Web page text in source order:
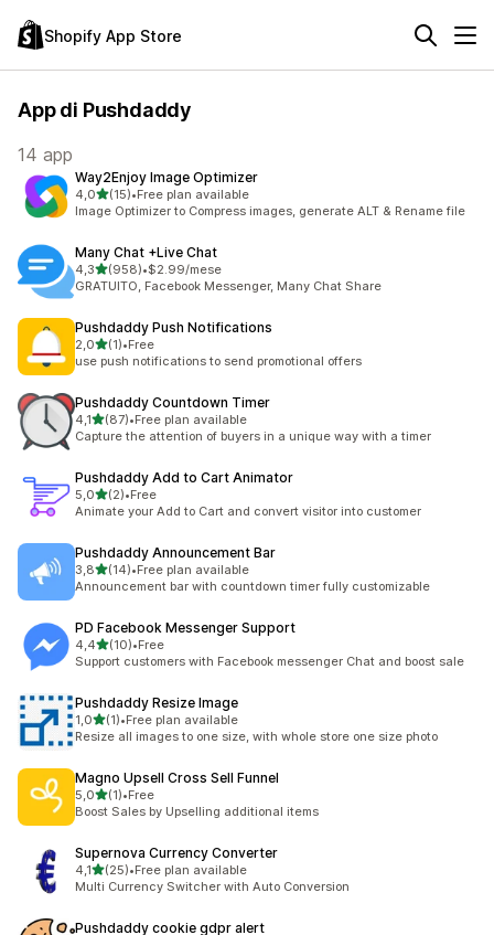
Shopify App Store
App di Pushdaddy
14 app
Way2Enjoy Image Optimizer
4,0stelle su 5
(15)
15 recensioni totali
•Free plan available
Image Optimizer to Compress images, generate ALT & Rename file
Many Chat +Live Chat
4,3stelle su 5
(958)
958 recensioni totali
•$2.99/mese
GRATUITO, Facebook Messenger, Many Chat Share
Pushdaddy Push Notifications
2,0stelle su 5
(1)
1 recensioni totali
•Free
use push notifications to send promotional offers
Pushdaddy Countdown Timer
4,1stelle su 5
(87)
87 recensioni totali
•Free plan available
Capture the attention of buyers in a unique way with a timer
Pushdaddy Add to Cart Animator
5,0stelle su 5
(2)
2 recensioni totali
•Free
Animate your Add to Cart and convert visitor into customer
Pushdaddy Announcement Bar
3,8stelle su 5
(14)
14 recensioni totali
•Free plan available
Announcement bar with countdown timer fully customizable
PD Facebook Messenger Support
4,4stelle su 5
(10)
10 recensioni totali
•Free
Support customers with Facebook messenger Chat and boost sale
Pushdaddy Resize Image
1,0stelle su 5
(1)
1 recensioni totali
•Free plan available
Resize all images to one size, with whole store one size photo
Magno Upsell Cross Sell Funnel
5,0stelle su 5
(1)
1 recensioni totali
•Free
Boost Sales by Upselling additional items
Supernova Currency Converter
4,1stelle su 5
(25)
25 recensioni totali
•Free plan available
Multi Currency Switcher with Auto Conversion
Pushdaddy cookie gdpr alert